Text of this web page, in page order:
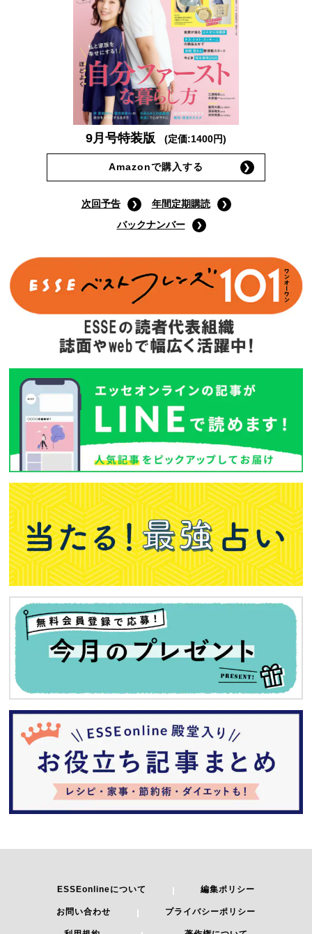
9月号特装版 (定価:1400円)
Amazonで購入する
次回予告
年間定期購読
バックナンバー
ESSEonlineについて 編集ポリシー
お問い合わせ プライバシーポリシー